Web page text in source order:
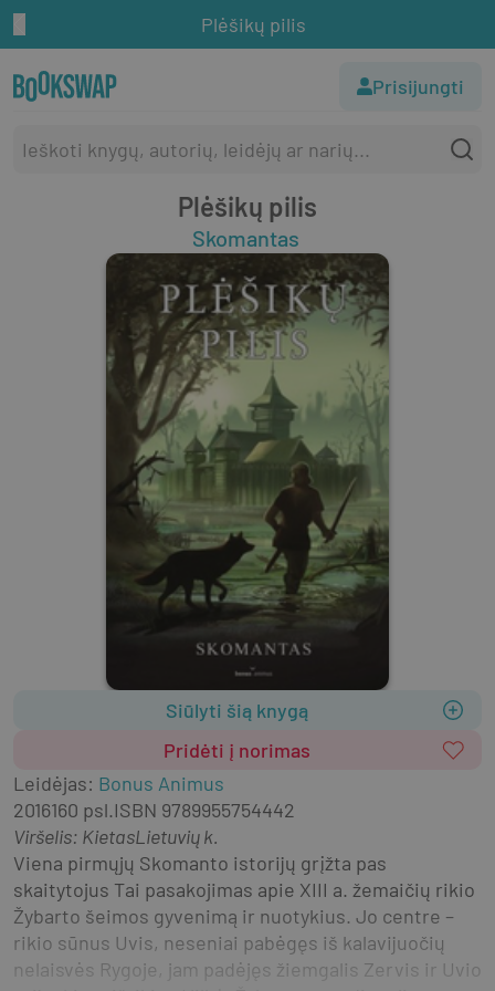
Plėšikų pilis
Prisijungti
Plėšikų pilis
Skomantas
Siūlyti šią knygą
Pridėti į norimas
Leidėjas: Bonus Animus
2016160 psl.ISBN 9789955754442
Viršelis: KietasLietuvių k.
Viena pirmųjų Skomanto istorijų grįžta pas
skaitytojus Tai pasakojimas apie XIII a. žemaičių rikio
Žybarto šeimos gyvenimą ir nuotykius. Jo centre –
rikio sūnus Uvis, neseniai pabėgęs iš kalavijuočių
nelaisvės Rygoje, jam padėjęs žiemgalis Zervis ir Uvio